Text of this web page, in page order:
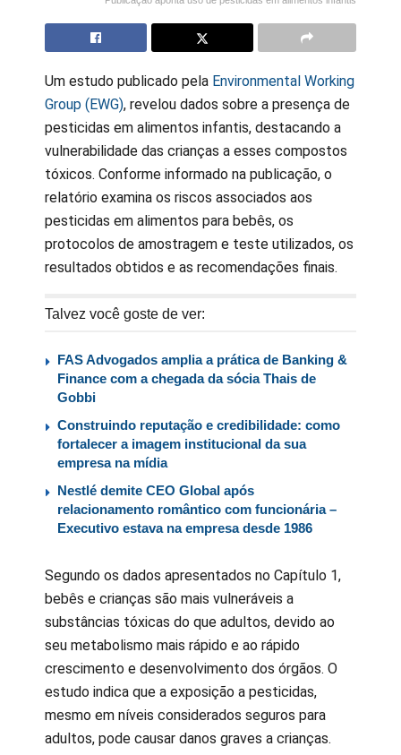
Um estudo publicado pela Environmental Working
Group (EWG), revelou dados sobre a presença de
pesticidas em alimentos infantis, destacando a
vulnerabilidade das crianças a esses compostos
tóxicos. Conforme informado na publicação, o
relatório examina os riscos associados aos
pesticidas em alimentos para bebês, os
protocolos de amostragem e teste utilizados, os
resultados obtidos e as recomendações finais.
Talvez você goste de ver:
FAS Advogados amplia a prática de Banking &
Finance com a chegada da sócia Thais de
Gobbi
Construindo reputação e credibilidade: como
fortalecer a imagem institucional da sua
empresa na mídia
Nestlé demite CEO Global após
relacionamento romântico com funcionária –
Executivo estava na empresa desde 1986
Segundo os dados apresentados no Capítulo 1,
bebês e crianças são mais vulneráveis a
substâncias tóxicas do que adultos, devido ao
seu metabolismo mais rápido e ao rápido
crescimento e desenvolvimento dos órgãos. O
estudo indica que a exposição a pesticidas,
mesmo em níveis considerados seguros para
adultos, pode causar danos graves a crianças.